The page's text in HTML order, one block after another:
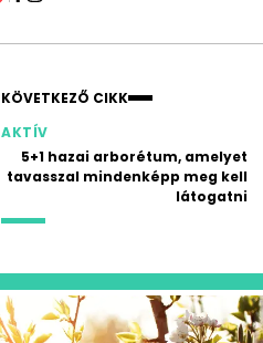
KÖVETKEZŐ CIKK
AKTÍV
5+1 hazai arborétum, amelyet
tavasszal mindenképp meg kell
látogatni